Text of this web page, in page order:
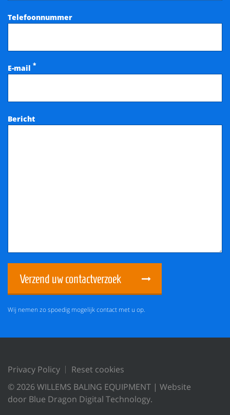
Telefoonnummer
E-mail *
Bericht
Verzend uw contactverzoek
Wij nemen zo spoedig mogelijk contact met u op.
Privacy Policy
Reset cookies
© 2026 WILLEMS BALING EQUIPMENT | Website
door Blue Dragon Digital Technology.